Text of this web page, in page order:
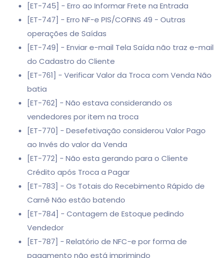
[ET-745] - Erro ao Informar Frete na Entrada
[ET-747] - Erro NF-e PIS/COFINS 49 - Outras
operações de Saídas
[ET-749] - Enviar e-mail Tela Saída não traz e-mail
do Cadastro do Cliente
[ET-761] - Verificar Valor da Troca com Venda Não
batia
[ET-762] - Não estava considerando os
vendedores por item na troca
[ET-770] - Desefetivação considerou Valor Pago
ao Invés do valor da Venda
[ET-772] - Não esta gerando para o Cliente
Crédito após Troca a Pagar
[ET-783] - Os Totais do Recebimento Rápido de
Carnê Não estão batendo
[ET-784] - Contagem de Estoque pedindo
Vendedor
[ET-787] - Relatório de NFC-e por forma de
pagamento não está imprimindo